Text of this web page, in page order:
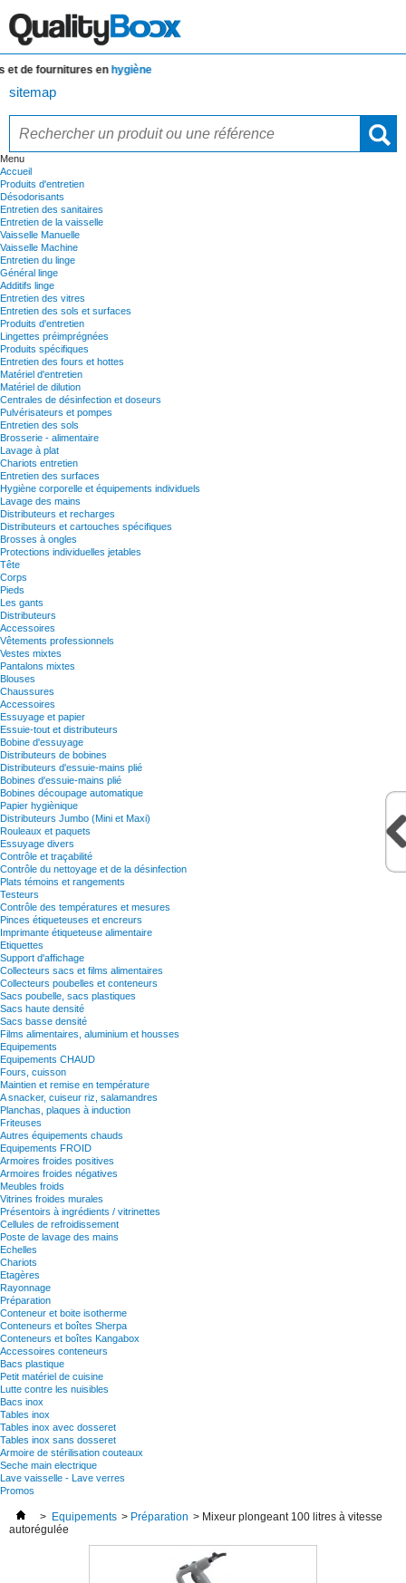
de fournitures enhygiène
sitemap
Menu
Accueil
Produits d'entretien
Désodorisants
Entretien des sanitaires
Entretien de la vaisselle
Vaisselle Manuelle
Vaisselle Machine
Entretien du linge
Général linge
Additifs linge
Entretien des vitres
Entretien des sols et surfaces
Produits d'entretien
Lingettes préimprégnées
Produits spécifiques
Entretien des fours et hottes
Matériel d'entretien
Matériel de dilution
Centrales de désinfection et doseurs
Pulvérisateurs et pompes
Entretien des sols
Brosserie - alimentaire
Lavage à plat
Chariots entretien
Entretien des surfaces
Hygiène corporelle et équipements individuels
Lavage des mains
Distributeurs et recharges
Distributeurs et cartouches spécifiques
Brosses à ongles
Protections individuelles jetables
Tête
Corps
Pieds
Les gants
Distributeurs
Accessoires
Vêtements professionnels
Vestes mixtes
Pantalons mixtes
Blouses
Chaussures
Accessoires
Essuyage et papier
Essuie-tout et distributeurs
Bobine d'essuyage
Distributeurs de bobines
Distributeurs d'essuie-mains plié
Bobines d'essuie-mains plié
Bobines découpage automatique
Papier hygiènique
Distributeurs Jumbo (Mini et Maxi)
Rouleaux et paquets
Essuyage divers
Contrôle et traçabilité
Contrôle du nettoyage et de la désinfection
Plats témoins et rangements
Testeurs
Contrôle des températures et mesures
Pinces étiqueteuses et encreurs
Imprimante étiqueteuse alimentaire
Etiquettes
Support d'affichage
Collecteurs sacs et films alimentaires
Collecteurs poubelles et conteneurs
Sacs poubelle, sacs plastiques
Sacs haute densité
Sacs basse densité
Films alimentaires, aluminium et housses
Equipements
Equipements CHAUD
Fours, cuisson
Maintien et remise en température
A snacker, cuiseur riz, salamandres
Planchas, plaques à induction
Friteuses
Autres équipements chauds
Equipements FROID
Armoires froides positives
Armoires froides négatives
Meubles froids
Vitrines froides murales
Présentoirs à ingrédients / vitrinettes
Cellules de refroidissement
Poste de lavage des mains
Echelles
Chariots
Etagères
Rayonnage
Préparation
Conteneur et boite isotherme
Conteneurs et boîtes Sherpa
Conteneurs et boîtes Kangabox
Accessoires conteneurs
Bacs plastique
Petit matériel de cuisine
Lutte contre les nuisibles
Bacs inox
Tables inox
Tables inox avec dosseret
Tables inox sans dosseret
Armoire de stérilisation couteaux
Seche main electrique
Lave vaisselle - Lave verres
Promos
> Equipements > Préparation > Mixeur plongeant 100 litres à vitesse
autorégulée